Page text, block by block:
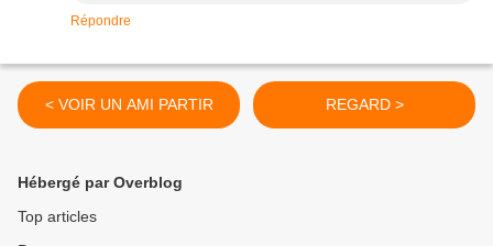
Répondre
< VOIR UN AMI PARTIR REGARD >
Hébergé par Overblog
Top articles